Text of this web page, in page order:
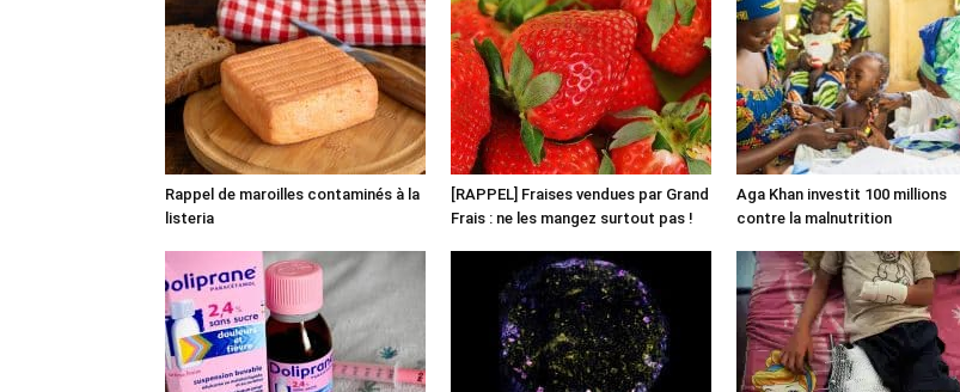
Rappel de maroilles contaminés à la
listeria
[RAPPEL] Fraises vendues par Grand
Frais : ne les mangez surtout pas !
Aga Khan investit 100 millions
contre la malnutrition